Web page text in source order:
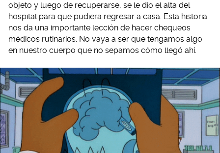
objeto y luego de recuperarse, se le dio el alta del
hospital para que pudiera regresar a casa. Esta historia
nos da una importante lección de hacer chequeos
médicos rutinarios. No vaya a ser que tengamos algo
en nuestro cuerpo que no sepamos cómo llegó ahí.